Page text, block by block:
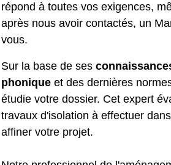
répond à toutes vos exigences,
après nous avoir contactés, un
vous.
Sur la base de ses
phonique et des dernières
étudie votre dossier. Cet expert
travaux d'isolation à effectuer
affiner votre projet.